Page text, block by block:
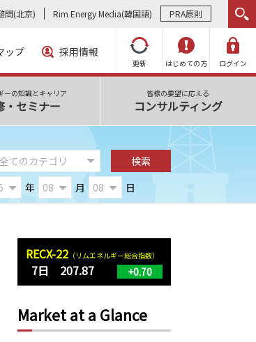
問(北京) Rim Energy Media(韓国語) PRA原則
更新 はじめての方 ログイン
ップ 採用情報
ーの知識とキャリア
・セミナー
皆様の要望に応える
コンサルティング
年 月 日
RECX-22 （リムエネルギー総合指数）
7日 207.87 +0.70
Market at a Glance